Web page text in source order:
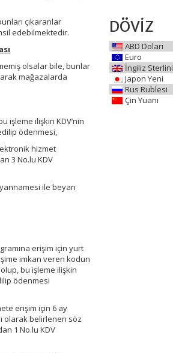
çıkaranlar
edebilmektedir.
olsalar bile, bunlar
mağazalarda
işleme ilişkin KDV’nin
ödenmesi,
hizmet
3 No.lu KDV
ile beyan
erişim için yurt
imkan veren kodun
olup, bu işleme ilişkin
ödenmesi
erişim için 6 ay
olarak belirlenen söz
1 No.lu KDV
DÖVİZ
ABD Doları
Euro
İngiliz Sterlini
Japon Yeni
Rus Rublesi
Çin Yuanı